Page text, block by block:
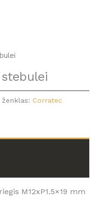
ženklas: Corratec
M12xP1.5×19 mm